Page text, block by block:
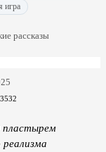
игра
рассказы
3532
пластырем
реализма